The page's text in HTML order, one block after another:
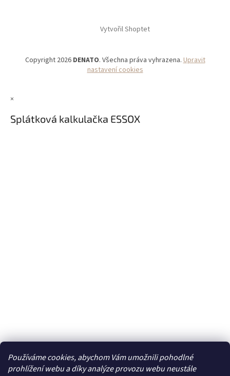
Používáme cookies, abychom Vám umožnili pohodlné
prohlížení webu a díky analýze provozu webu neustále
Vytvořil Shoptet
Copyright 2026 DENATO. Všechna práva vyhrazena.Upravit
nastavení cookies
×
Splátková kalkulačka ESSOX